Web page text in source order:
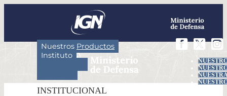
Nuestros Productos
Instituto
INSTITUCIONAL